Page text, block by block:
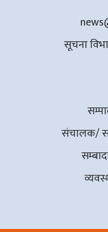
सूचना
संचालक/